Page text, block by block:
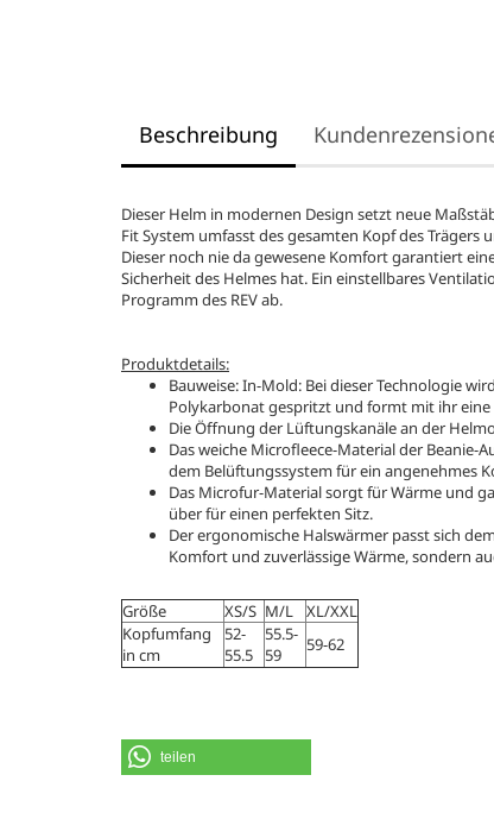
Beschreibung
Dieser Helm in modernen Design setzt neue
Fit System umfasst des gesamten Kopf des Trägers
Dieser noch nie da gewesene Komfort garantiert
Sicherheit des Helmes hat. Ein einstellbares
Programm des REV ab.
Produktdetails:
Bauweise: In-Mold: Bei dieser Technologie
Polykarbonat gespritzt und formt mit ihr
Die Öffnung der Lüftungskanäle an der
Das weiche Microfleece-Material der
dem Belüftungssystem für ein angenehmes
Das Microfur-Material sorgt für Wärme und
über für einen perfekten Sitz.
Der ergonomische Halswärmer passt sich
Komfort und zuverlässige Wärme, sondern
Größe XS/S M/L
XL/XXL
Kopfumfang
in cm
52-
55.5
55.5-
59
59-62
teilen